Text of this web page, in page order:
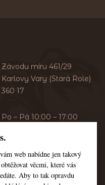
Závodu míru 461/29
Karlovy Vary (Stará Role)
360 17
Po – Pá 10:00 – 17:00
+420 353 549 410
+420 608 444 378
web nabídne jen takový
věcmi, které vás
Aby to tak opravdu